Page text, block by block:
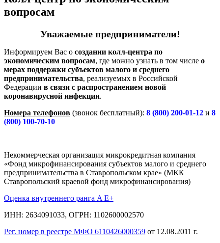
вопросам
Уважаемые предприниматели!
Информируем Вас о создании колл-центра по
экономическим вопросам, где можно узнать в том числе о
мерах поддержки субъектов малого и среднего
предпринимательства, реализуемых в Российской
Федерации в связи с распространением новой
коронавирусной инфекции.
Номера телефонов (звонок бесплатный): 8 (800) 200-01-12 и 8
(800) 100-70-10
Некоммерческая организация микрокредитная компания
«Фонд микрофинансирования субъектов малого и среднего
предпринимательства в Ставропольском крае» (МКК
Ставропольский краевой фонд микрофинансирования)
Оценка внутреннего ранга A E+
ИНН: 2634091033, ОГРН: 1102600002570
Рег. номер в реестре МФО 6110426000359 от 12.08.2011 г.